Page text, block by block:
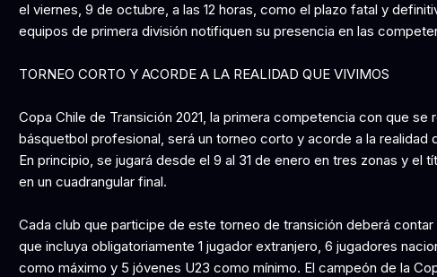
el viernes, 9 de octubre, a las 12 horas, como el plazo fatal y
equipos de primera división notifiquen su presencia en las
TORNEO CORTO Y ACORDE A LA REALIDAD QUE VIVIMOS
Copa Chile de Transición 2021, la primera competencia con que se
básquetbol profesional, será un torneo corto y acorde a la realidad
En principio, se jugará desde el 9 al 31 de enero en tres zonas y el
en un cuadrangular final.
Cada club que participe de este torneo de transición deberá
que incluya obligatoriamente 1 jugador extranjero, 6 jugadores
como máximo y 5 jóvenes U23 como mínimo. El campeón de la